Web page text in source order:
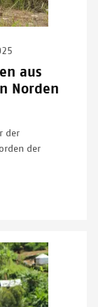
aus
Norden
der
der